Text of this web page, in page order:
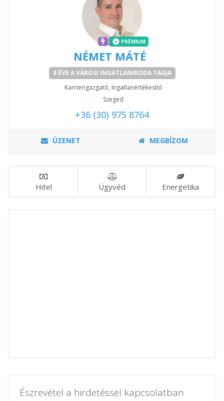
PRÉMIUM
NÉMET MÁTÉ
8 ÉVE A VÁROSI INGATLANIRODA TAGJA
Karrierigazgató, Ingatlanértékesítő
Szeged
+36 (30) 975 8764
ÜZENET MEGBÍZOM
Hitel Ügyvéd Energetika
Észrevétel a hirdetéssel kapcsolatban